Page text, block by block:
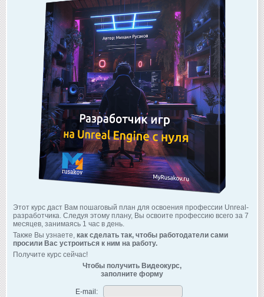
Этот курс даст Вам пошаговый план для освоения профессии Unreal-
разработчика. Следуя этому плану, Вы освоите профессию всего за 7
месяцев, занимаясь 1 час в день.
Также Вы узнаете, как сделать так, чтобы работодатели сами
просили Вас устроиться к ним на работу.
Получите курс сейчас!
Чтобы получить Видеокурс,
заполните форму
E-mail: